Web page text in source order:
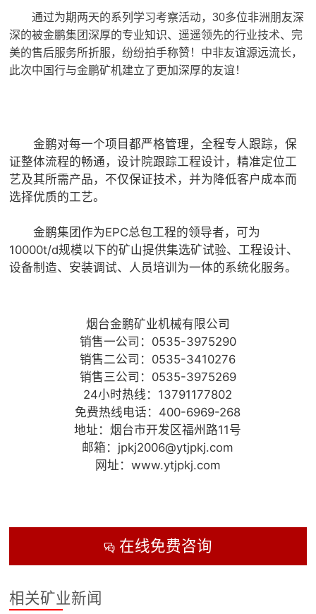
通过为期两天的系列学习考察活动，30多位非洲朋友深
深的被金鹏集团深厚的专业知识、遥遥领先的行业技术、完
美的售后服务所折服，纷纷拍手称赞！中非友谊源远流长，
此次中国行与金鹏矿机建立了更加深厚的友谊！
金鹏对每一个项目都严格管理，全程专人跟踪，保
证整体流程的畅通，设计院跟踪工程设计，精准定位工
艺及其所需产品，不仅保证技术，并为降低客户成本而
选择优质的工艺。
金鹏集团作为EPC总包工程的领导者，可为
10000t/d规模以下的矿山提供集选矿试验、工程设计、
设备制造、安装调试、人员培训为一体的系统化服务。
烟台金鹏矿业机械有限公司
销售一公司：0535-3975290
销售二公司：0535-3410276
销售三公司：0535-3975269
24小时热线：13791177802
免费热线电话：400-6969-268
地址：烟台市开发区福州路11号
邮箱：jpkj2006@ytjpkj.com
网址：www.ytjpkj.com
在线免费咨询
相关矿业新闻